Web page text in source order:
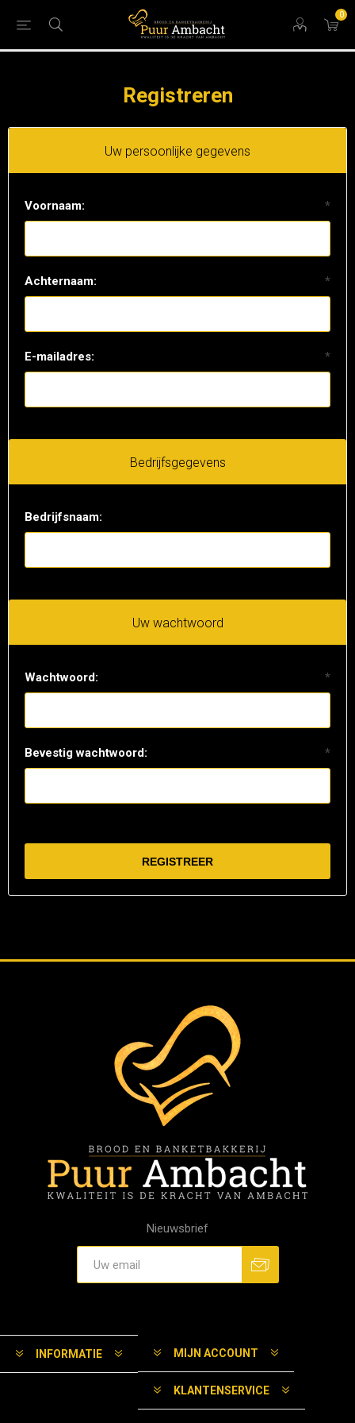
0
Registreren
Uw persoonlijke gegevens
Voornaam: *
Achternaam: *
E-mailadres: *
Bedrijfsgegevens
Bedrijfsnaam:
Uw wachtwoord
Wachtwoord: *
Bevestig wachtwoord: *
Nieuwsbrief
INFORMATIE MIJN ACCOUNT
KLANTENSERVICE